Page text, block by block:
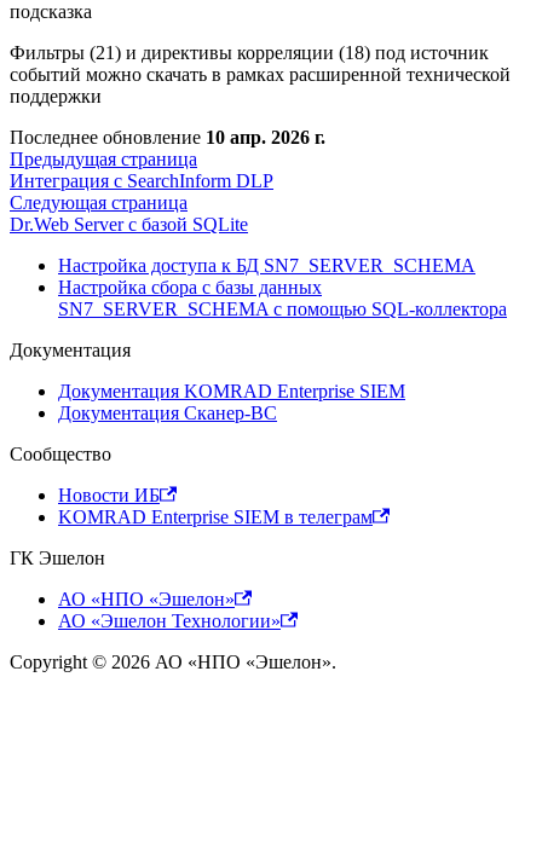
подсказка
Фильтры (21) и директивы корреляции (18) под источник
событий можно скачать в рамках расширенной технической
поддержки
Последнее обновление 10 апр. 2026 г.
Предыдущая страница
Интеграция с SearchInform DLP
Следующая страница
Dr.Web Server с базой SQLite
Настройка доступа к БД SN7_SERVER_SCHEMA
Настройка сбора с базы данных
SN7_SERVER_SCHEMA с помощью SQL-коллектора
Документация
Документация KOMRAD Enterprise SIEM
Документация Сканер-ВС
Сообщество
Новости ИБ
KOMRAD Enterprise SIEM в телеграм
ГК Эшелон
АО «НПО «Эшелон»
АО «Эшелон Технологии»
Copyright © 2026 АО «НПО «Эшелон».